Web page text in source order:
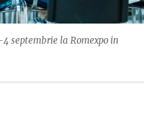
septembrie la Romexpo in